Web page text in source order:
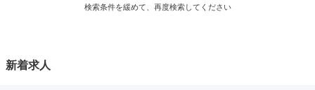
検索条件を緩めて、再度検索してください
新着求人